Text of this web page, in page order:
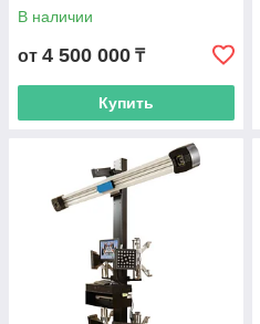
В наличии
от 4 500 000 ₸
Купить